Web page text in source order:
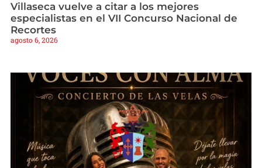
Villaseca vuelve a citar a los mejores
especialistas en el VII Concurso Nacional de
Recortes
agosto 6, 2026